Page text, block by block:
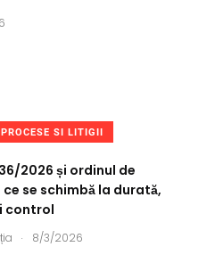
SI LITIGII
2026 și ordinul de
se schimbă la durată,
control
. 8/3/2026